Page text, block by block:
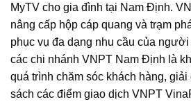
MyTV cho gia đình tại Nam Định.
nâng cấp hộp cáp quang và trạm
phục vụ đa dạng nhu cầu của
các chi nhánh VNPT Nam Định là
quá trình chăm sóc khách hàng, giải
sách các điểm giao dịch VNPT